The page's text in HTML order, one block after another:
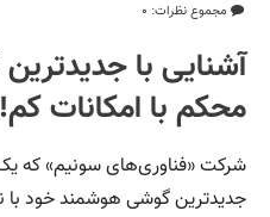
مجموع نظرات: ۰
آشنایی با
محکم با امکانات کم!
شرکت «فناوری‌های سونیم» که